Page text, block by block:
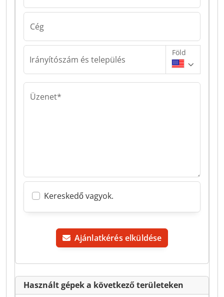
Cég
Irányítószám és település
Föld
Üzenet*
Kereskedő vagyok.
Ajánlatkérés elküldése
Használt gépek a következő területeken